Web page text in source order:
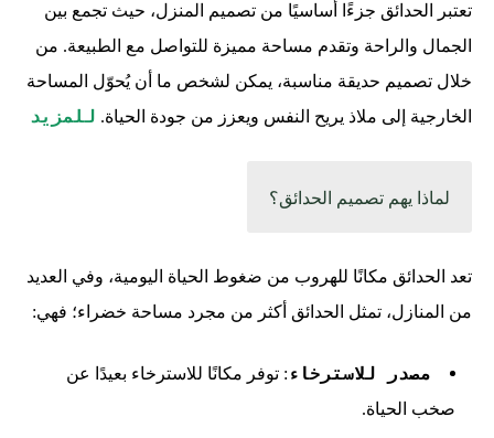
تعتبر الحدائق جزءًا أساسيًا من تصميم المنزل، حيث تجمع بين
الجمال والراحة وتقدم مساحة مميزة للتواصل مع الطبيعة. من
خلال تصميم حديقة مناسبة، يمكن لشخص ما أن يُحوّل المساحة
الخارجية إلى ملاذ يريح النفس ويعزز من جودة الحياة. للمزيد
لماذا يهم تصميم الحدائق؟
تعد الحدائق مكانًا للهروب من ضغوط الحياة اليومية، وفي العديد
من المنازل، تمثل الحدائق أكثر من مجرد مساحة خضراء؛ فهي:
مصدر للاسترخاء : توفر مكانًا للاسترخاء بعيدًا عن
صخب الحياة.